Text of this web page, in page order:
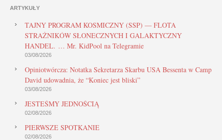
ARTYKUŁY
TAJNY PROGRAM KOSMICZNY (SSP) — FLOTA
STRAŻNIKÓW SŁONECZNYCH I GALAKTYCZNY
HANDEL. … Mr. KidPool na Telegramie
03/08/2026
Opiniotwórcza: Notatka Sekretarza Skarbu USA Bessenta w Camp
David udowadnia, że “Koniec jest bliski”
03/08/2026
JESTEŚMY JEDNOŚCIĄ
02/08/2026
PIERWSZE SPOTKANIE
02/08/2026